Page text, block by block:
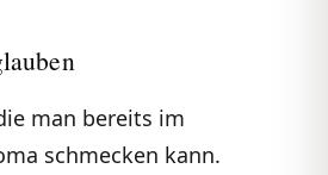
man bereits im
schmecken kann.